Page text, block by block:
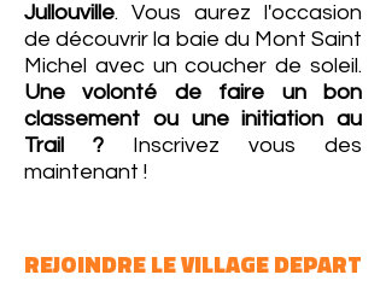
Jullouville. Vous aurez l'occasion
de découvrir la baie du Mont Saint
Michel avec un coucher de soleil.
Une volonté de faire un bon
classement ou une initiation au
Trail ? Inscrivez vous des
maintenant !
REJOINDRE LE VILLAGE DEPART